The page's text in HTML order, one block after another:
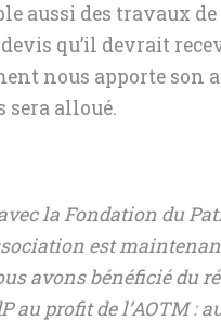
aussi des travaux
qu’il devrait
nous apporte son
sera alloué.
la Fondation du
est
avons bénéficié du
au profit de l’AOTM :